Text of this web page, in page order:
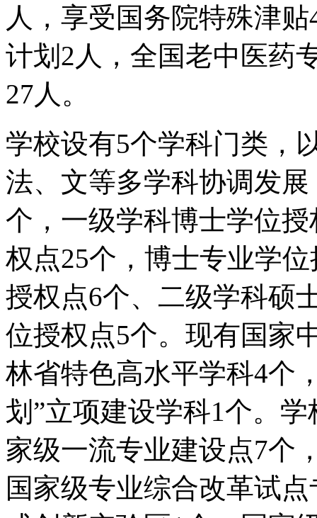
人，享受国务院特殊津
计划2人，全国老中医药
27人。
学校设有5个学科门类，
法、文等多学科协调发
个，一级学科博士学位
权点25个，博士专业学
授权点6个、二级学科硕
位授权点5个。现有国家
林省特色高水平学科4个
划”立项建设学科1个。
家级一流专业建设点7个
国家级专业综合改革试